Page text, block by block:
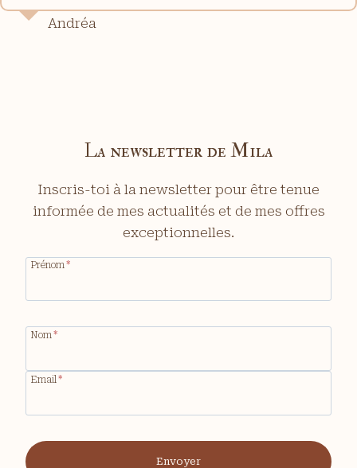
Andréa
La newsletter de Mila
Inscris-toi à la newsletter pour être tenue
informée de mes actualités et de mes offres
exceptionnelles.
Prénom*
Nom*
Email*
Envoyer